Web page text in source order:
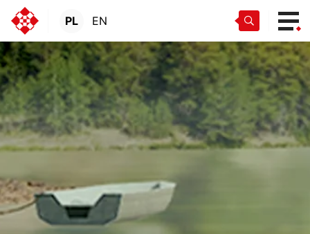
PL EN